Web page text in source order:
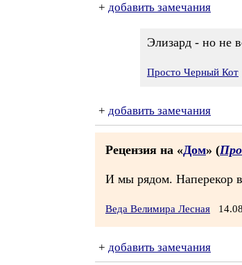
+ добавить замечания
Элизард - но не
Просто Черный Кот
+ добавить замечания
Рецензия на «Дом» (
И мы рядом. Наперекор
Веда Велимира Лесная
+ добавить замечания